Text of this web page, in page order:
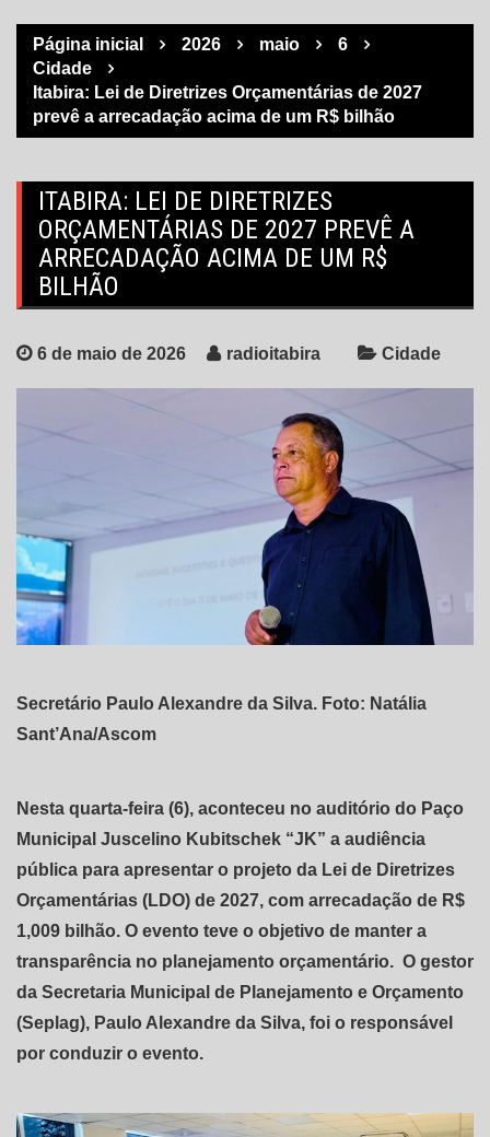
Página inicial 2026 maio
6
Cidade
Itabira: Lei de Diretrizes Orçamentárias de 2027
prevê a arrecadação acima de um R$ bilhão
ITABIRA: LEI DE DIRETRIZES
ORÇAMENTÁRIAS DE 2027 PREVÊ A
ARRECADAÇÃO ACIMA DE UM R$
BILHÃO
6 de maio de 2026 radioitabira Cidade
Secretário Paulo Alexandre da Silva. Foto: Natália
Sant’Ana/Ascom
Nesta quarta-feira (6), aconteceu no auditório do Paço
Municipal Juscelino Kubitschek “JK” a audiência
pública para apresentar o projeto da Lei de Diretrizes
Orçamentárias (LDO) de 2027, com arrecadação de R$
1,009 bilhão. O evento teve o objetivo de manter a
transparência no planejamento orçamentário. O gestor
da Secretaria Municipal de Planejamento e Orçamento
(Seplag), Paulo Alexandre da Silva, foi o responsável
por conduzir o evento.